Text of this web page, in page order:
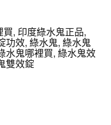
買, 印度綠水鬼正品,
功效,綠水鬼,綠水鬼
水鬼哪裡買,綠水鬼效
雙效錠